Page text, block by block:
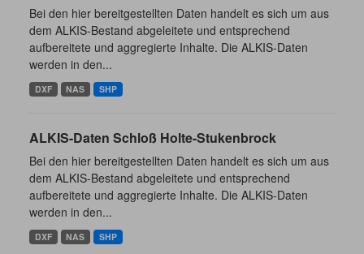
Bei den hier bereitgestellten Daten handelt es sich um aus
dem ALKIS-Bestand abgeleitete und entsprechend
aufbereitete und aggregierte Inhalte. Die ALKIS-Daten
werden in den...
DXF NAS SHP
ALKIS-Daten Schloß Holte-Stukenbrock
Bei den hier bereitgestellten Daten handelt es sich um aus
dem ALKIS-Bestand abgeleitete und entsprechend
aufbereitete und aggregierte Inhalte. Die ALKIS-Daten
werden in den...
DXF NAS SHP